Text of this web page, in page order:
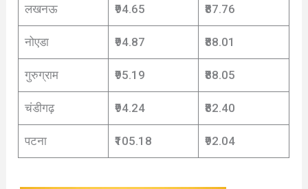
लखनऊ ₹94.65 ₹87.76
नोएडा ₹94.87 ₹88.01
गुरुग्राम ₹95.19 ₹88.05
चंडीगढ़ ₹94.24 ₹82.40
पटना ₹105.18 ₹92.04